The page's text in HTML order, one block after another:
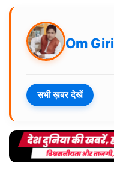
Om Giri
सभी ख़बर देखें